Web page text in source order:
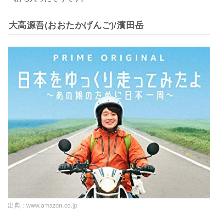
大高源吾(おおたかげんご)/濱田岳
出典 : www.amazon.co.jp